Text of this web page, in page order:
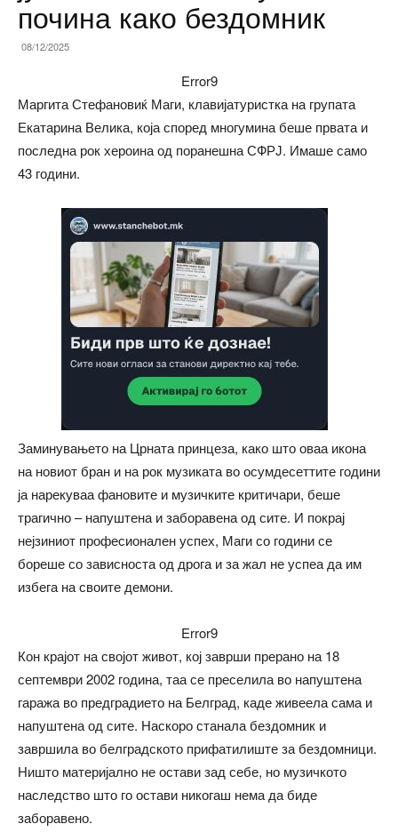
почина како бездомник
08/12/2025
Error9
Маргита Стефановиќ Маги, клавијатуристка на групата
Екатарина Велика, која според многумина беше првата и
последна рок хероина од поранешна СФРЈ. Имаше само
43 години.
Заминувањето на Црната принцеза, како што оваа икона
на новиот бран и на рок музиката во осумдесеттите години
ја нарекуваа фановите и музичките критичари, беше
трагично – напуштена и заборавена од сите. И покрај
нејзиниот професионален успех, Маги со години се
бореше со зависноста од дрога и за жал не успеа да им
избега на своите демони.
Error9
Кон крајот на својот живот, кој заврши прерано на 18
септември 2002 година, таа се преселила во напуштена
гаража во предградието на Белград, каде живеела сама и
напуштена од сите. Наскоро станала бездомник и
завршила во белградското прифатилиште за бездомници.
Ништо материјално не остави зад себе, но музичкото
наследство што го остави никогаш нема да биде
заборавено.